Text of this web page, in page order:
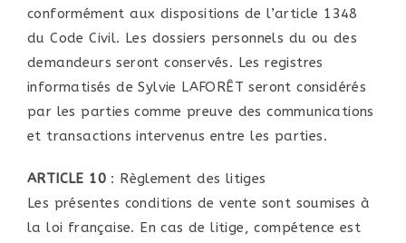
conformément aux dispositions de l’article 1348
du Code Civil. Les dossiers personnels du ou des
demandeurs seront conservés. Les registres
informatisés de Sylvie LAFORÊT seront considérés
par les parties comme preuve des communications
et transactions intervenus entre les parties.
ARTICLE 10 : Règlement des litiges
Les présentes conditions de vente sont soumises à
la loi française. En cas de litige, compétence est